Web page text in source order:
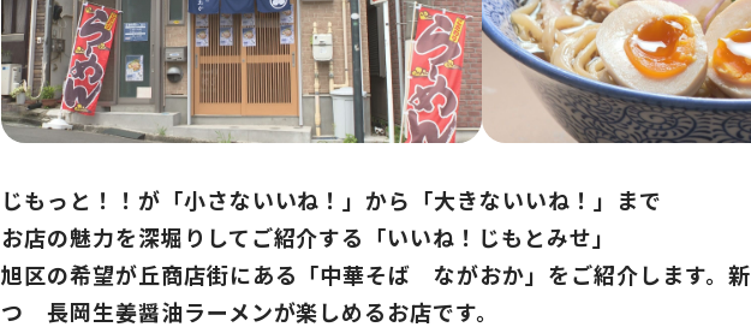
じもっと！！が「小さないいね！」から「大きないいね！」まで
お店の魅力を深堀りしてご紹介する「いいね！じもとみせ」
旭区の希望が丘商店街にある「中華そば ながおか」をご紹介します。
つ 長岡生姜醤油ラーメンが楽しめるお店です。